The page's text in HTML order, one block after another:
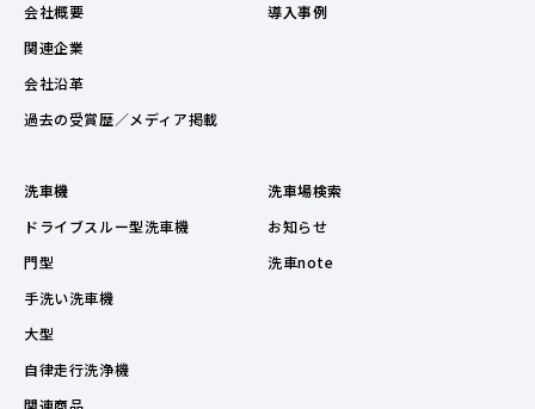
会社概要
関連企業
会社沿革
過去の受賞歴／メディア掲載
導入事例
洗車機
ドライブスルー型洗車機
門型
手洗い洗車機
大型
自律走行洗浄機
関連商品
洗車場検索
お知らせ
洗車note